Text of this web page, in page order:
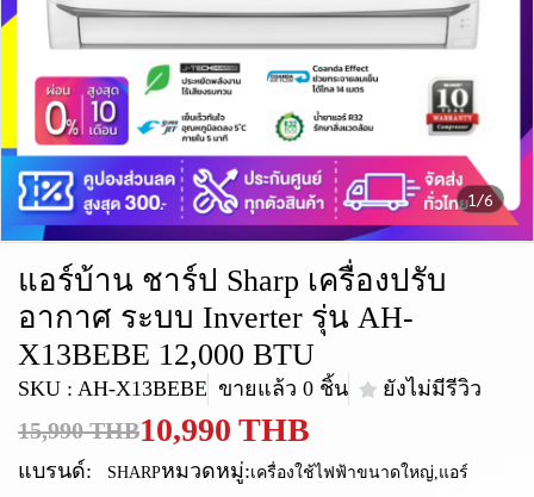
1/6
แอร์บ้าน ชาร์ป Sharp เครื่องปรับ
อากาศ ระบบ Inverter รุ่น AH-
X13BEBE 12,000 BTU
SKU : AH-X13BEBE ขายแล้ว 0 ชิ้น ยังไม่มีรีวิว
15,990 THB10,990 THB
แบรนด์: SHARPหมวดหมู่:เครื่องใช้ไฟฟ้าขนาดใหญ่,แอร์